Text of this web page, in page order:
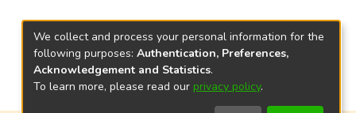
We collect and process your personal information for the
following purposes: Authentication, Preferences,
Acknowledgement and Statistics.
To learn more, please read our privacy policy.